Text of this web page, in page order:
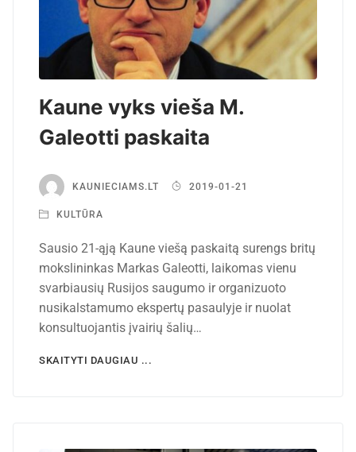
Kaune vyks vieša M.
Galeotti paskaita
KAUNIECIAMS.LT 2019-01-21
KULTŪRA
Sausio 21-ąją Kaune viešą paskaitą surengs britų
mokslininkas Markas Galeotti, laikomas vienu
svarbiausių Rusijos saugumo ir organizuoto
nusikalstamumo ekspertų pasaulyje ir nuolat
konsultuojantis įvairių šalių…
SKAITYTI DAUGIAU ...